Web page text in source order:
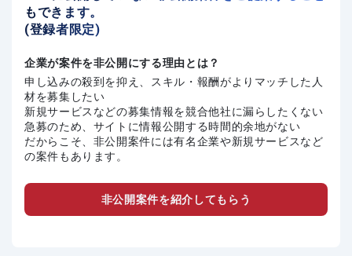
もできます。
(登録者限定)
企業が案件を非公開にする理由とは？
申し込みの殺到を抑え、スキル・報酬がよりマッチした人
材を募集したい
新規サービスなどの募集情報を競合他社に漏らしたくない
急募のため、サイトに情報公開する時間的余地がない
だからこそ、非公開案件には有名企業や新規サービスなど
の案件もあります。
非公開案件を紹介してもらう